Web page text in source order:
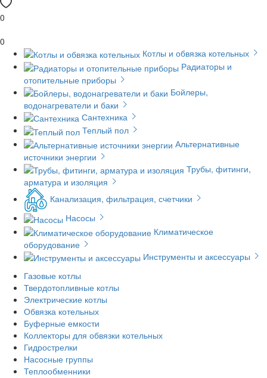
0
0
Котлы и обвязка котельных
Радиаторы и
отопительные приборы
Бойлеры,
водонагреватели и баки
Сантехника
Теплый пол
Альтернативные
источники энергии
Трубы, фитинги,
арматура и изоляция
Канализация, фильтрация, счетчики
Насосы
Климатическое
оборудование
Инструменты и аксессуары
Газовые котлы
Твердотопливные котлы
Электрические котлы
Обвязка котельных
Буферные емкости
Коллекторы для обвязки котельных
Гидрострелки
Насосные группы
Теплообменники